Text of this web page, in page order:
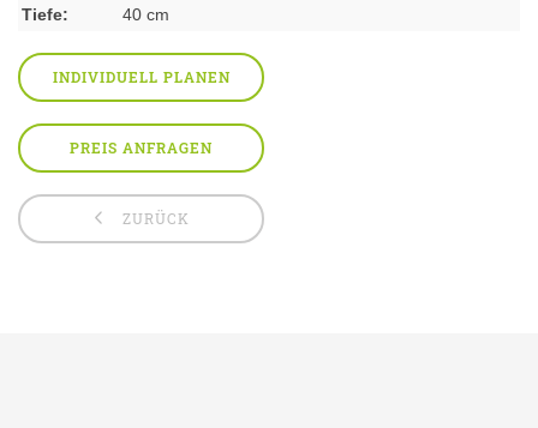
Tiefe:
40 cm
INDIVIDUELL PLANEN
PREIS ANFRAGEN
ZURÜCK